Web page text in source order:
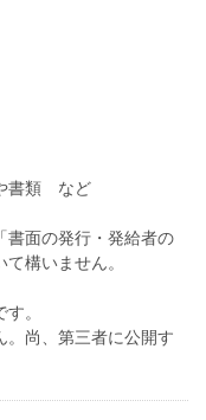
書類 など
面の発行・発給者の
構いません。
。
尚、第三者に公開す